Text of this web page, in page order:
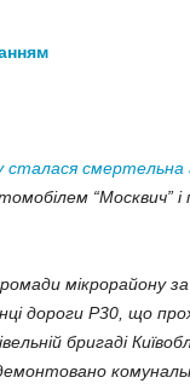
сталася смертельна
“Москвич”
мікрорайону
дороги Р30, що
бригаді